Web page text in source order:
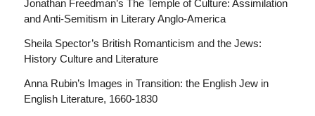
Jonathan Freedman’s The Temple of Culture: Assimilation
and Anti-Semitism in Literary Anglo-America
Sheila Spector’s British Romanticism and the Jews:
History Culture and Literature
Anna Rubin’s Images in Transition: the English Jew in
English Literature, 1660-1830